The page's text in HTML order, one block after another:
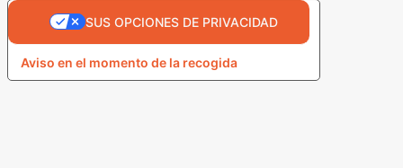
Aviso en el momento de la recogida
SUS OPCIONES DE PRIVACIDAD